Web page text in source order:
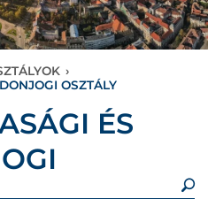
›
OSZTÁLY
ÉS